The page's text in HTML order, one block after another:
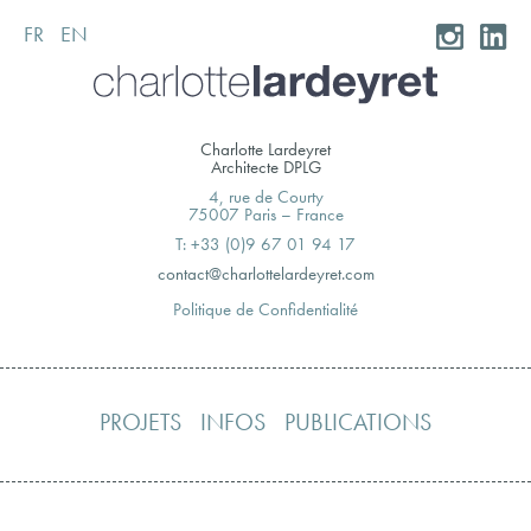
Skip
to
FR EN
Charlotte Lardeyret
Architecte DPLG
4, rue de Courty
75007 Paris – France
T: +33 (0)9 67 01 94 17
moc.teryedralettolrahc@tcatnoc
Politique de Confidentialité
PROJETS INFOS PUBLICATIONS